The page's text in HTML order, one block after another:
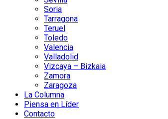
Soria
Tarragona
Teruel
Toledo
Valencia
Valladolid
Vizcaya – Bizkaia
Zamora
Zaragoza
La Columna
Piensa en Líder
Contacto